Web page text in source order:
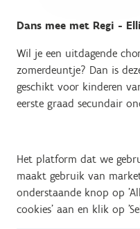
Dans mee met Regi -
Wil je een uitdagende
zomerdeuntje? Dan is
geschikt voor kinderen
eerste graad secundair
Het platform dat we
maakt gebruik van
onderstaande knop op
cookies' aan en klik op